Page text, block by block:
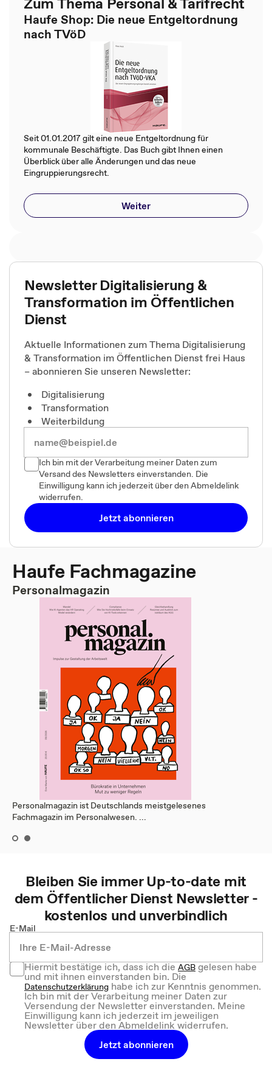
Haufe Shop: Die neue Entgeltordnung
nach TVöD
Seit 01.01.2017 gilt eine neue Entgeltordnung für
kommunale Beschäftigte. Das Buch gibt Ihnen einen
Überblick über alle Änderungen und das neue
Eingruppierungsrecht.
Weiter
Newsletter Digitalisierung &
Transformation im Öffentlichen
Dienst
Aktuelle Informationen zum Thema Digitalisierung
& Transformation im Öffentlichen Dienst frei Haus
– abonnieren Sie unseren Newsletter:
Digitalisierung
Transformation
Weiterbildung
Ich bin mit der Verarbeitung meiner Daten zum
Versand des Newsletters einverstanden. Die
Einwilligung kann ich jederzeit über den Abmeldelink
widerrufen.
Jetzt abonnieren
Haufe Fachmagazine
Personalmagazin
Personalmagazin ist Deutschlands meistgelesenes
Fachmagazin im Personalwesen. ...
Bleiben Sie immer Up-to-date mit
dem Öffentlicher Dienst Newsletter -
kostenlos und unverbindlich
E-Mail
Hiermit bestätige ich, dass ich dieAGBgelesen habe
und mit ihnen einverstanden bin. Die
Datenschutzerklärung habe ich zur Kenntnis genommen.
Ich bin mit der Verarbeitung meiner Daten zur
Versendung der Newsletter einverstanden. Meine
Einwilligung kann ich jederzeit im jeweiligen
Newsletter über den Abmeldelink widerrufen.
Jetzt abonnieren